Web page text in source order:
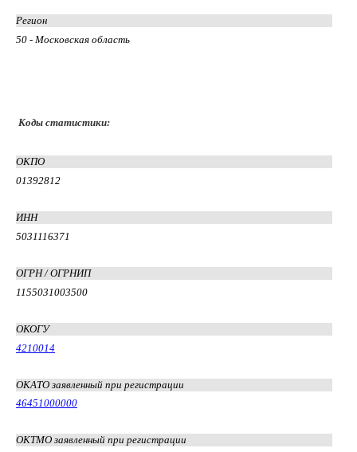
Регион
50 - Московская область
Коды статистики:
ОКПО
01392812
ИНН
5031116371
ОГРН / ОГРНИП
1155031003500
ОКОГУ
4210014
ОКАТО заявленный при регистрации
46451000000
ОКТМО заявленный при регистрации